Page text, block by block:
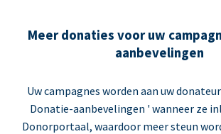
Meer donaties voor uw
aanbevelingen
Uw campagnes worden aan uw
Donatie-aanbevelingen ' wanneer ze
Donorportaal, waardoor meer steun